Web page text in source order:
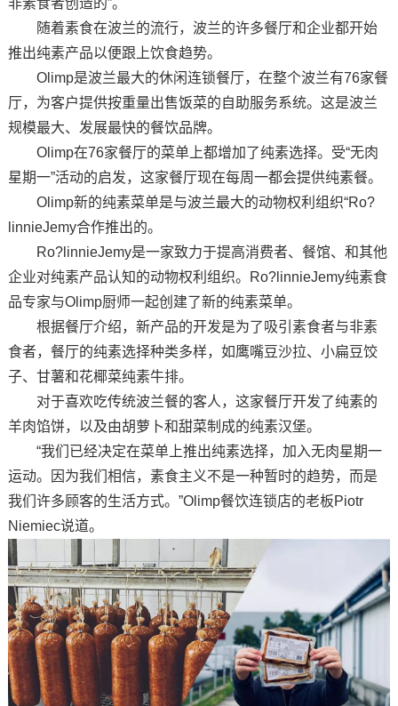
随着素食在波兰的流行，波兰的许多餐厅和企业都开始
推出纯素产品以便跟上饮食趋势。
Olimp是波兰最大的休闲连锁餐厅，在整个波兰有76家餐
厅，为客户提供按重量出售饭菜的自助服务系统。这是波兰
规模最大、发展最快的餐饮品牌。
Olimp在76家餐厅的菜单上都增加了纯素选择。受“无肉
星期一”活动的启发，这家餐厅现在每周一都会提供纯素餐。
Olimp新的纯素菜单是与波兰最大的动物权利组织“Ro?
linnieJemy合作推出的。
Ro?linnieJemy是一家致力于提高消费者、餐馆、和其他
企业对纯素产品认知的动物权利组织。Ro?linnieJemy纯素食
品专家与Olimp厨师一起创建了新的纯素菜单。
根据餐厅介绍，新产品的开发是为了吸引素食者与非素
食者，餐厅的纯素选择种类多样，如鹰嘴豆沙拉、小扁豆饺
子、甘薯和花椰菜纯素牛排。
对于喜欢吃传统波兰餐的客人，这家餐厅开发了纯素的
羊肉馅饼，以及由胡萝卜和甜菜制成的纯素汉堡。
“我们已经决定在菜单上推出纯素选择，加入无肉星期一
运动。因为我们相信，素食主义不是一种暂时的趋势，而是
我们许多顾客的生活方式。”Olimp餐饮连锁店的老板Piotr
Niemiec说道。